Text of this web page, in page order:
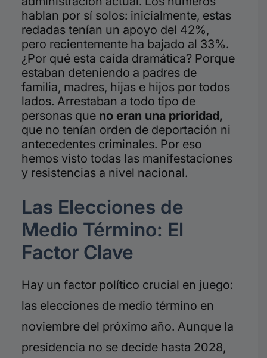
hablan por sí solos: inicialmente, estas
redadas tenían un apoyo del 42%,
pero recientemente ha bajado al 33%.
¿Por qué esta caída dramática? Porque
estaban deteniendo a padres de
familia, madres, hijas e hijos por todos
lados. Arrestaban a todo tipo de
personas que no eran una prioridad,
que no tenían orden de deportación ni
antecedentes criminales. Por eso
hemos visto todas las manifestaciones
y resistencias a nivel nacional.
Las Elecciones de
Medio Término: El
Factor Clave
Hay un factor político crucial en juego:
las elecciones de medio término en
noviembre del próximo año. Aunque la
presidencia no se decide hasta 2028,